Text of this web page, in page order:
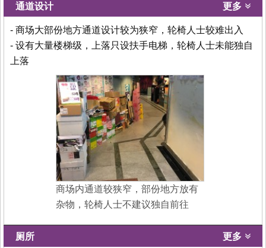
通道设计 更多
- 商场大部份地方通道设计较为狭窄，轮椅人士较难出入
- 设有大量楼梯级，上落只设扶手电梯，轮椅人士未能独自
上落
商场内通道较狭窄，部份地方放有
杂物，轮椅人士不建议独自前往
厕所 更多